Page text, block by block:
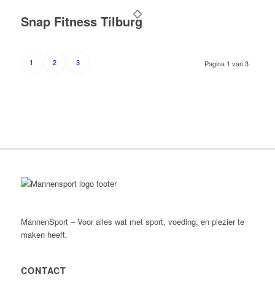
Snap Fitness Tilburg
Pagina 1 van 3
1 2 3
MannenSport – Voor alles wat met sport, voeding, en plezier te
maken heeft.
CONTACT